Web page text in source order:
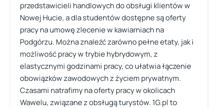
przedstawicieli handlowych do obsługi klientów w
Nowej Hucie, a dla studentów dostępne są oferty
pracy na umowę zlecenie w kawiarniach na
Podgórzu. Można znaleźć zarówno pełne etaty, jak i
możliwość pracy w trybie hybrydowym, z
elastycznymi godzinami pracy, co ułatwia łączenie
obowiązków zawodowych z życiem prywatnym.
Czasami natrafimy na oferty pracy w okolicach
Wawelu, związane z obsługą turystów. 1G.pl to